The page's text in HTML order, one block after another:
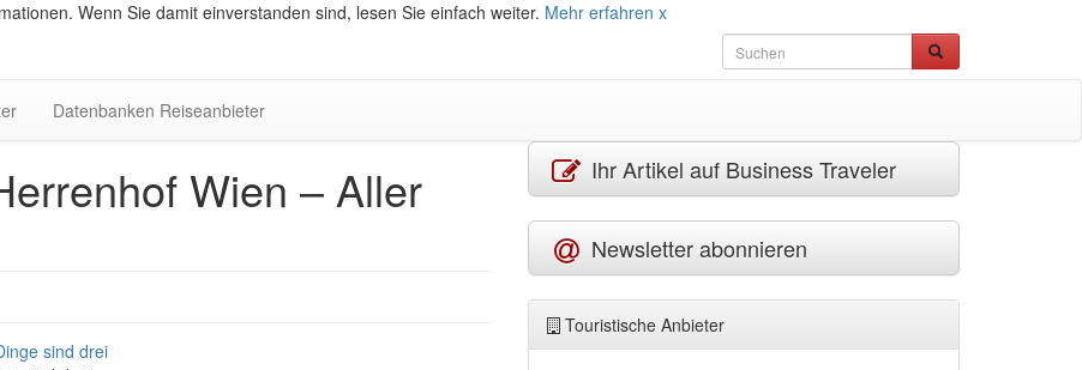
Wenn Sie damit einverstanden sind, lesen Sie einfach weiter. Mehr erfahren x
Datenbanken Reiseanbieter
Wien – Aller Ihr Artikel auf Business Traveler
Newsletter abonnieren
Touristische Anbieter